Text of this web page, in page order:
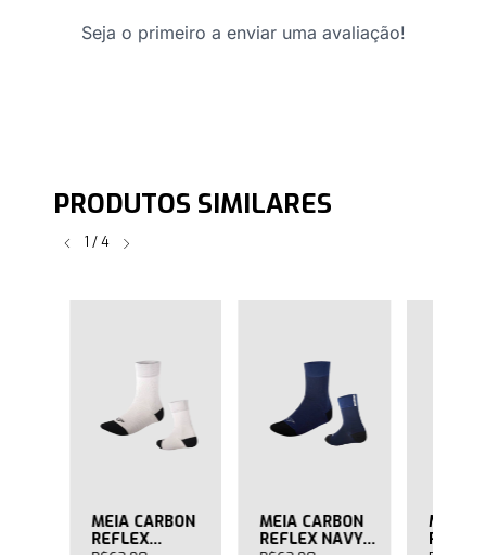
Seja o primeiro a enviar uma avaliação!
PRODUTOS SIMILARES
1 /4
MEIA CARBON
REFLEX
MEIA CARBON
REFLEX NAVY
MEIA